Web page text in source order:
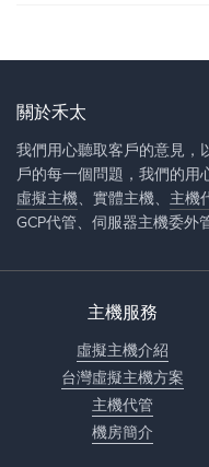
關於禾太
我們用心聽取客戶的意見，
戶的每一個問題，我們的
虛擬主機、實體主機、 主機
GCP代管、伺服器主機委外
主機服務
虛擬主機介紹
台灣虛擬主機方案
主機代管
機房簡介